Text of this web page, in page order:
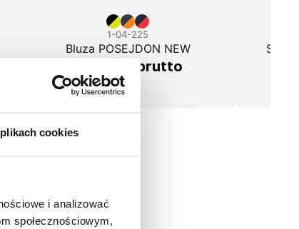
cookies
i analizować
społecznościowym,
1-04-225
Bluza POSEJDON NEW
106,21 zł brutto